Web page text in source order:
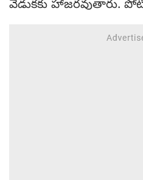
వేడుకకు హాజరవుతారు.